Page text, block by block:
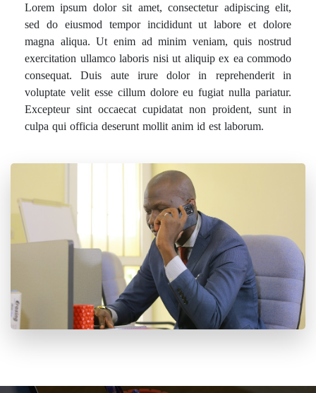
Lorem ipsum dolor sit amet, consectetur adipiscing elit,
sed do eiusmod tempor incididunt ut labore et dolore
magna aliqua. Ut enim ad minim veniam, quis nostrud
exercitation ullamco laboris nisi ut aliquip ex ea commodo
consequat. Duis aute irure dolor in reprehenderit in
voluptate velit esse cillum dolore eu fugiat nulla pariatur.
Excepteur sint occaecat cupidatat non proident, sunt in
culpa qui officia deserunt mollit anim id est laborum.